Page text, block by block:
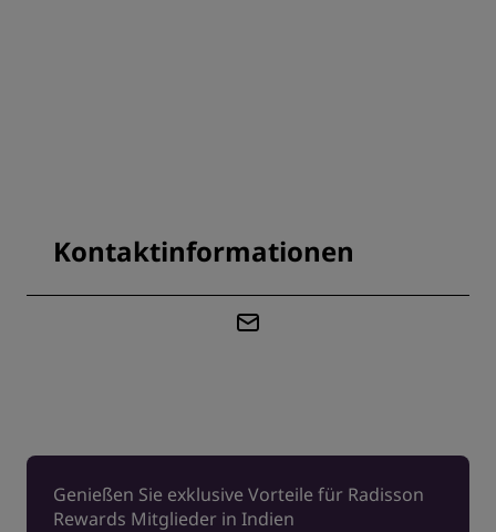
Kontaktinformationen
Genießen Sie exklusive Vorteile für Radisson
Rewards Mitglieder in Indien